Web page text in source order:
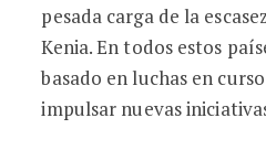
pesada carga de la
Kenia. En todos estos
basado en luchas en
impulsar nuevas